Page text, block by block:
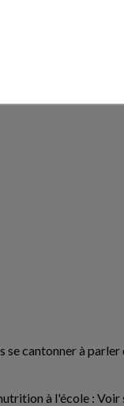
formulé. il faudrait
cantonner à
à l'école : Voir